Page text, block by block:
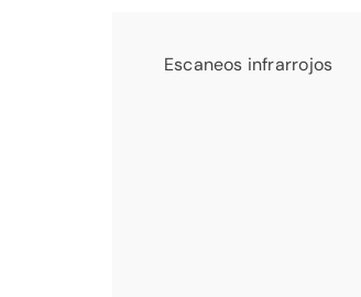
Escaneos infrarrojos